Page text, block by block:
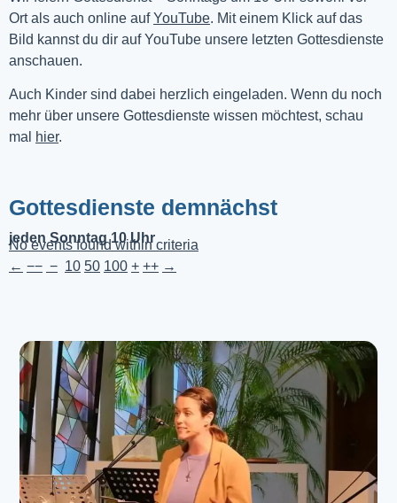
Ort als auch online auf YouTube. Mit einem Klick auf das
Bild kannst du dir auf YouTube unsere letzten Gottesdienste
anschauen.
Auch Kinder sind dabei herzlich eingeladen. Wenn du noch
mehr über unsere Gottesdienste wissen möchtest, schau
mal
hier.
Gottesdienste demnächst
jeden Sonntag 10 Uhr
No events found within criteria
← −− − 10 50 100 + ++ →